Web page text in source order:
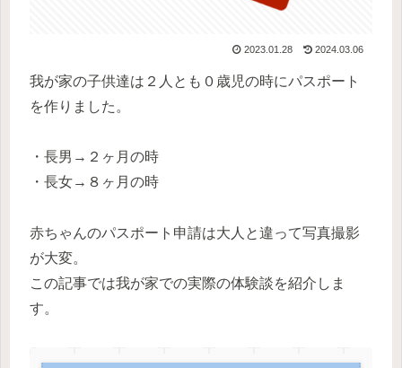
2023.01.28 2024.03.06
我が家の子供達は２人とも０歳児の時にパスポート
を作りました。
・長男→２ヶ月の時
・長女→８ヶ月の時
赤ちゃんのパスポート申請は大人と違って写真撮影
が大変。
この記事では我が家での実際の体験談を紹介しま
す。